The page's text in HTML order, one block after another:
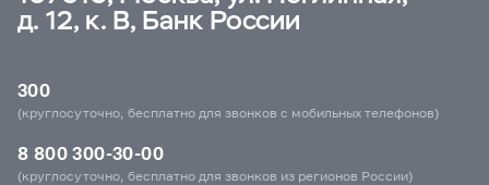
д. 12, к. В, Банк России
300
(круглосуточно, бесплатно для звонков с мобильных телефонов)
8 800 300-30-00
(круглосуточно, бесплатно для звонков из регионов России)